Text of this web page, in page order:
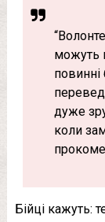
можуть
повинні
дуже
коли
Бійці кажуть: